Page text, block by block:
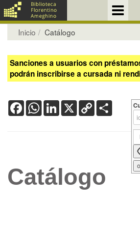
Inicio Catálogo
Sanciones a usuarios con
podrán inscribirse a cursada ni
FacebookWhatsApp
LinkedIn
X Copy
Link
Catálogo